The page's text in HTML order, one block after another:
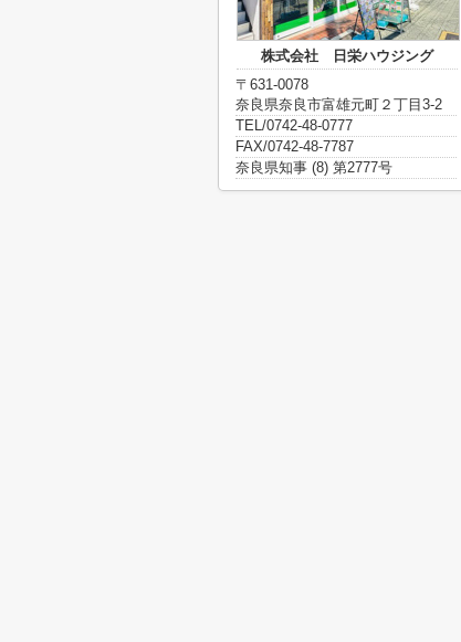
株式会社 日栄ハウジング
〒631-0078
奈良県奈良市富雄元町２丁目3-2
TEL/0742-48-0777
FAX/0742-48-7787
奈良県知事 (8) 第2777号